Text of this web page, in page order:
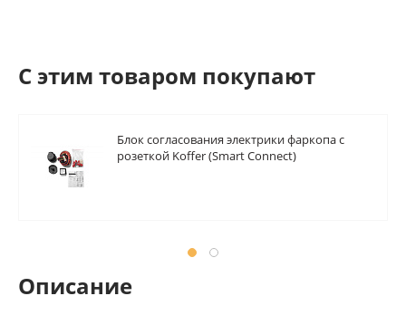
C этим товаром покупают
Блок согласования электрики фаркопа с
розеткой Koffer (Smart Connect)
Описание